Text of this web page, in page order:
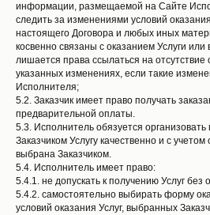
информации, размещаемой на Сайте
следить за изменениями условий
настоящего Договора и любых иных
косвенно связаны с оказанием Услуги или
лишается права ссылаться на
указанных изменениях, если такие
Исполнителя;
5.2. Заказчик имеет право получать
предварительной оплаты.
5.3. Исполнитель обязуется
Заказчиком Услугу качественно и с
выбрана Заказчиком.
5.4. Исполнитель имеет право:
5.4.1. не допускать к получению Услуг без
5.4.2. самостоятельно выбирать форму
условий оказания Услуг, выбранных